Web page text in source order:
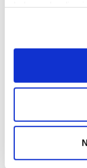
Verarbeitung
Informationen zu
die Zukunft
Was werden
Vorlieben ihrer
kennen und in
verwalten. Die